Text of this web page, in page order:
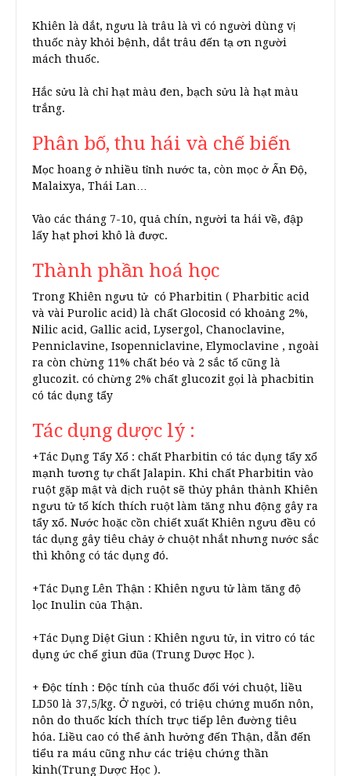
Khiên là dắt, ngưu là trâu là vì có người dùng vị
thuốc này khỏi bệnh, dắt trâu đến tạ ơn người
mách thuốc.
Hắc sửu là chỉ hạt màu đen, bạch sửu là hạt màu
trắng.
Phân bố, thu hái và chế biến
Mọc hoang ở nhiều tỉnh nước ta, còn mọc ở Ấn Độ,
Malaixya, Thái Lan…
Vào các tháng 7-10, quả chín, người ta hái về, đập
lấy hạt phơi khô là được.
Thành phần hoá học
Trong Khiên ngưu tử có Pharbitin ( Pharbitic acid
và vài Purolic acid) là chất Glocosid có khoảng 2%,
Nilic acid, Gallic acid, Lysergol, Chanoclavine,
Penniclavine, Isopenniclavine, Elymoclavine , ngoài
ra còn chừng 11% chất béo và 2 sắc tố cũng là
glucozit. có chừng 2% chất glucozit gọi là phacbitin
có tác dụng tẩy
Tác dụng dược lý :
+Tác Dụng Tẩy Xổ : chất Pharbitin có tác dụng tẩy xổ
mạnh tương tự chất Jalapin. Khi chất Pharbitin vào
ruột gặp mật và dịch ruột sẽ thủy phân thành Khiên
ngưu tử tố kích thích ruột làm tăng nhu động gây ra
tẩy xổ. Nước hoặc cồn chiết xuất Khiên ngưu đều có
tác dụng gây tiêu chảy ở chuột nhắt nhưng nước sắc
thì không có tác dụng đó.
+Tác Dụng Lên Thận : Khiên ngưu tử làm tăng độ
lọc Inulin của Thận.
+Tác Dụng Diệt Giun : Khiên ngưu tử, in vitro có tác
dụng ức chế giun đũa (Trung Dược Học ).
+ Độc tính : Độc tính của thuốc đối với chuột, liều
LD50 là 37,5/kg. Ở người, có triệu chứng muốn nôn,
nôn do thuốc kích thích trực tiếp lên đường tiêu
hóa. Liều cao có thể ảnh hưởng đến Thận, dẫn đến
tiểu ra máu cũng như các triệu chứng thần
kinh(Trung Dược Học ).